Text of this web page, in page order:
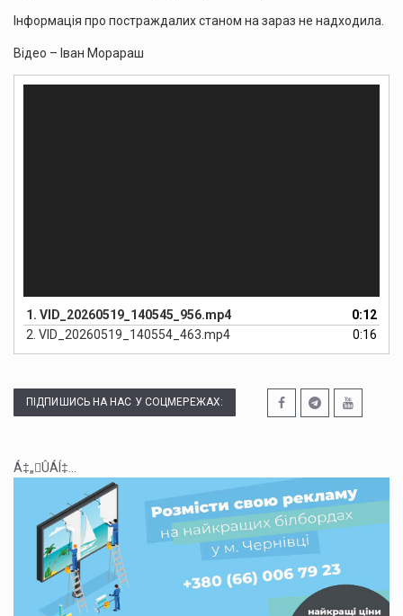
Інформація про постраждалих станом на зараз не надходила.
Відео – Іван Морараш
1. VID_20260519_140545_956.mp4
0:12
2. VID_20260519_140554_463.mp4 0:16
ПІДПИШИСЬ НА НАС У СОЦМЕРЕЖАХ:
Á‡„ÛÁÍ‡...